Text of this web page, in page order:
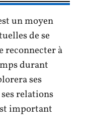
un moyen
de se
reconnecter à
durant
ses
relations
important